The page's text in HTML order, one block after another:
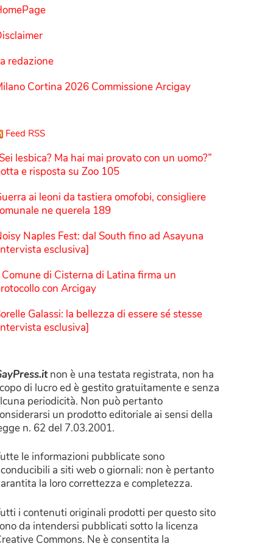
redazione
Cortina 2026 Commissione Arcigay
Feed RSS
lesbica? Ma hai mai provato con un uomo?”
e risposta su Zoo 105
ai leoni da tastiera omofobi, consigliere
ne querela 189
Naples Fest: dal South fino ad Asayuna
esclusiva]
Comune di Cisterna di Latina firma un
con Arcigay
Galassi: la bellezza di essere sé stesse
esclusiva]
non è una testata registrata, non ha
di lucro ed è gestito gratuitamente e senza
periodicità. Non può pertanto
un prodotto editoriale ai sensi della
n. 62 del 7.03.2001.
le informazioni pubblicate sono
a siti web o giornali: non è pertanto
la loro correttezza e completezza.
i contenuti originali prodotti per questo sito
da intendersi pubblicati sotto la licenza
Commons. Ne è consentita la